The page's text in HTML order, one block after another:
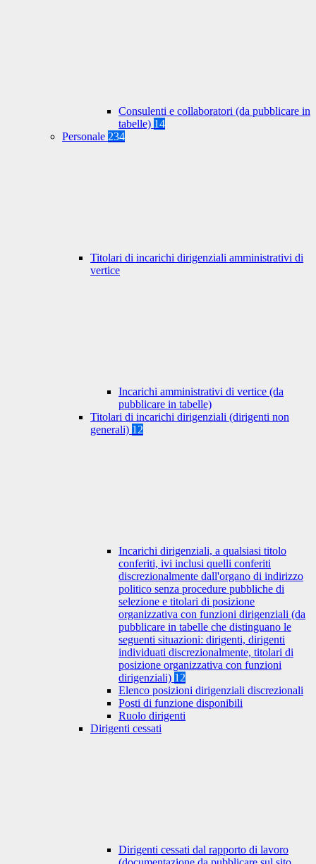
Consulenti e collaboratori (da pubblicare in
tabelle) 14
Personale 234
Titolari di incarichi dirigenziali amministrativi di
vertice
Incarichi amministrativi di vertice (da
pubblicare in tabelle)
Titolari di incarichi dirigenziali (dirigenti non
generali) 12
Incarichi dirigenziali, a qualsiasi titolo
conferiti, ivi inclusi quelli conferiti
discrezionalmente dall'organo di indirizzo
politico senza procedure pubbliche di
selezione e titolari di posizione
organizzativa con funzioni dirigenziali (da
pubblicare in tabelle che distinguano le
seguenti situazioni: dirigenti, dirigenti
individuati discrezionalmente, titolari di
posizione organizzativa con funzioni
dirigenziali) 12
Elenco posizioni dirigenziali discrezionali
Posti di funzione disponibili
Ruolo dirigenti
Dirigenti cessati
Dirigenti cessati dal rapporto di lavoro